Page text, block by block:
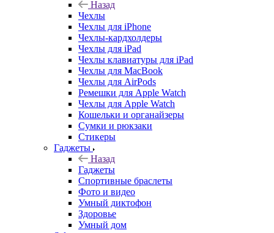
Назад
Чехлы
Чехлы для iPhone
Чехлы-кардхолдеры
Чехлы для iPad
Чехлы клавиатуры для iPad
Чехлы для MacBook
Чехлы для AirPods
Ремешки для Apple Watch
Чехлы для Apple Watch
Кошельки и органайзеры
Сумки и рюкзаки
Стикеры
Гаджеты
Назад
Гаджеты
Спортивные браслеты
Фото и видео
Умный диктофон
Здоровье
Умный дом